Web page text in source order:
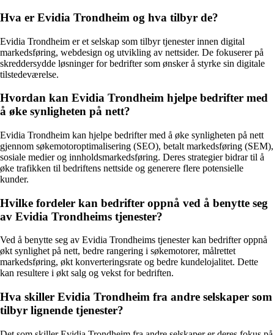
Hva er Evidia Trondheim og hva tilbyr de?
Evidia Trondheim er et selskap som tilbyr tjenester innen digital
markedsføring, webdesign og utvikling av nettsider. De fokuserer på
skreddersydde løsninger for bedrifter som ønsker å styrke sin digitale
tilstedeværelse.
Hvordan kan Evidia Trondheim hjelpe bedrifter med
å øke synligheten på nett?
Evidia Trondheim kan hjelpe bedrifter med å øke synligheten på nett
gjennom søkemotoroptimalisering (SEO), betalt markedsføring (SEM),
sosiale medier og innholdsmarkedsføring. Deres strategier bidrar til å
øke trafikken til bedriftens nettside og generere flere potensielle
kunder.
Hvilke fordeler kan bedrifter oppnå ved å benytte seg
av Evidia Trondheims tjenester?
Ved å benytte seg av Evidia Trondheims tjenester kan bedrifter oppnå
økt synlighet på nett, bedre rangering i søkemotorer, målrettet
markedsføring, økt konverteringsrate og bedre kundelojalitet. Dette
kan resultere i økt salg og vekst for bedriften.
Hva skiller Evidia Trondheim fra andre selskaper som
tilbyr lignende tjenester?